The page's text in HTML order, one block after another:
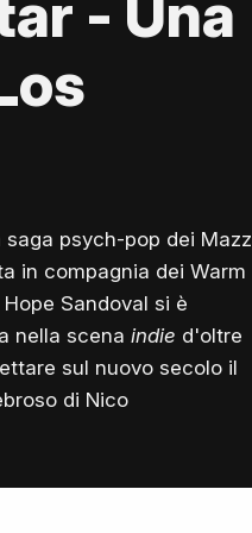
- Una
saga psych-pop dei
in compagnia dei Warm
Sandoval si è
nella scena indie d'oltre
sul nuovo secolo il
di Nico